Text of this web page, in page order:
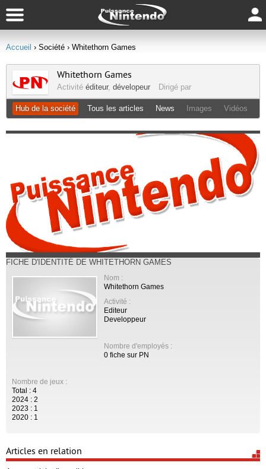
Accueil › Société › Whitethorn Games
Whitethorn Games
Activité éditeur, dévelopeur Dirigé par
Hub de la société Tous les articles News Images Vidéos
FICHE D'IDENTITÉ DE WHITETHORN GAMES
Nom :
Whitethorn Games
Activité :
Editeur
Developpeur
Nombre d'employés :
0 fiche sur PN
Nombre de jeux :
Total : 4
2024 : 2
2023 : 1
2020 : 1
Articles en relation